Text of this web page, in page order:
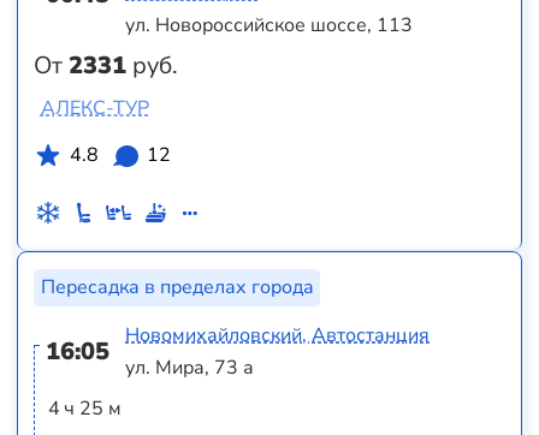
От2331 руб.
ул. Новороссийское шоссе, 113
АЛЕКС-ТУР
4.8
12
Пересадка в пределах города
16:05
4 ч 25 м
Новомихайловский, Автостанция
ул. Мира, 73 а